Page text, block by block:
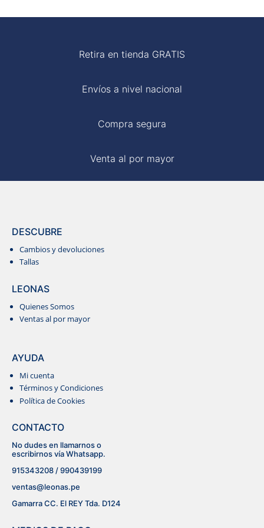
BLUSAS
POLOS
Retira en tienda GRATIS
Envíos a nivel nacional
Compra segura
Venta al por mayor
DESCUBRE
Cambios y devoluciones
Tallas
LEONAS
Quienes Somos
Ventas al por mayor
AYUDA
Mi cuenta
Términos y Condiciones
Política de Cookies
CONTACTO
No dudes en llamarnos o
escribirnos vía Whatsapp.
915343208 / 990439199
ventas@leonas.pe
Gamarra CC. El REY Tda. D124